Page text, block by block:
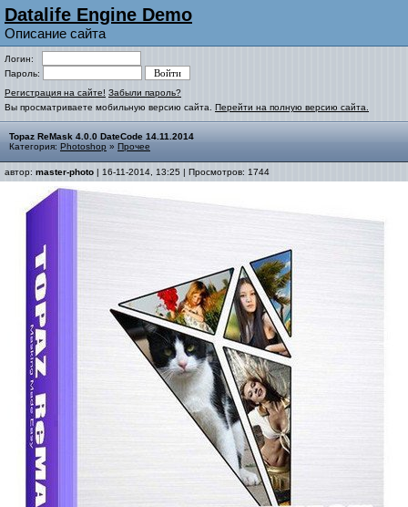
Datalife Engine Demo
Описание сайта
Логин:
Пароль:
Регистрация на сайте! Забыли пароль?
Вы просматриваете мобильную версию сайта. Перейти на полную версию сайта.
Topaz ReMask 4.0.0 DateCode 14.11.2014
Категория: Photoshop » Прочее
автор: master-photo | 16-11-2014, 13:25 | Просмотров: 1744